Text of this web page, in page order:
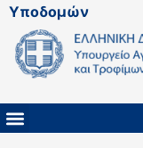
Υποδομών